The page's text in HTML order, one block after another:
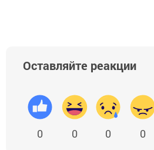
Оставляйте реакции
0 0 0 0